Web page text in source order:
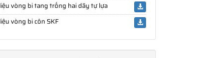
vòng bi tang trống hai dãy tự lựa
vòng bi côn SKF